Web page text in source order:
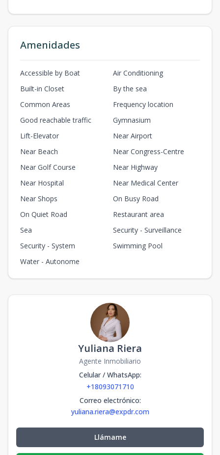
Amenidades
Accessible by Boat
Air Conditioning
Built-in Closet
By the sea
Common Areas
Frequency location
Good reachable traffic
Gymnasium
Lift-Elevator
Near Airport
Near Beach
Near Congress-Centre
Near Golf Course
Near Highway
Near Hospital
Near Medical Center
Near Shops
On Busy Road
On Quiet Road
Restaurant area
Sea
Security - Surveillance
Security - System
Swimming Pool
Water - Autonome
Yuliana Riera
Agente Inmobiliario
Celular / WhatsApp:
+18093071710
Correo electrónico:
yuliana.riera@expdr.com
Llámame